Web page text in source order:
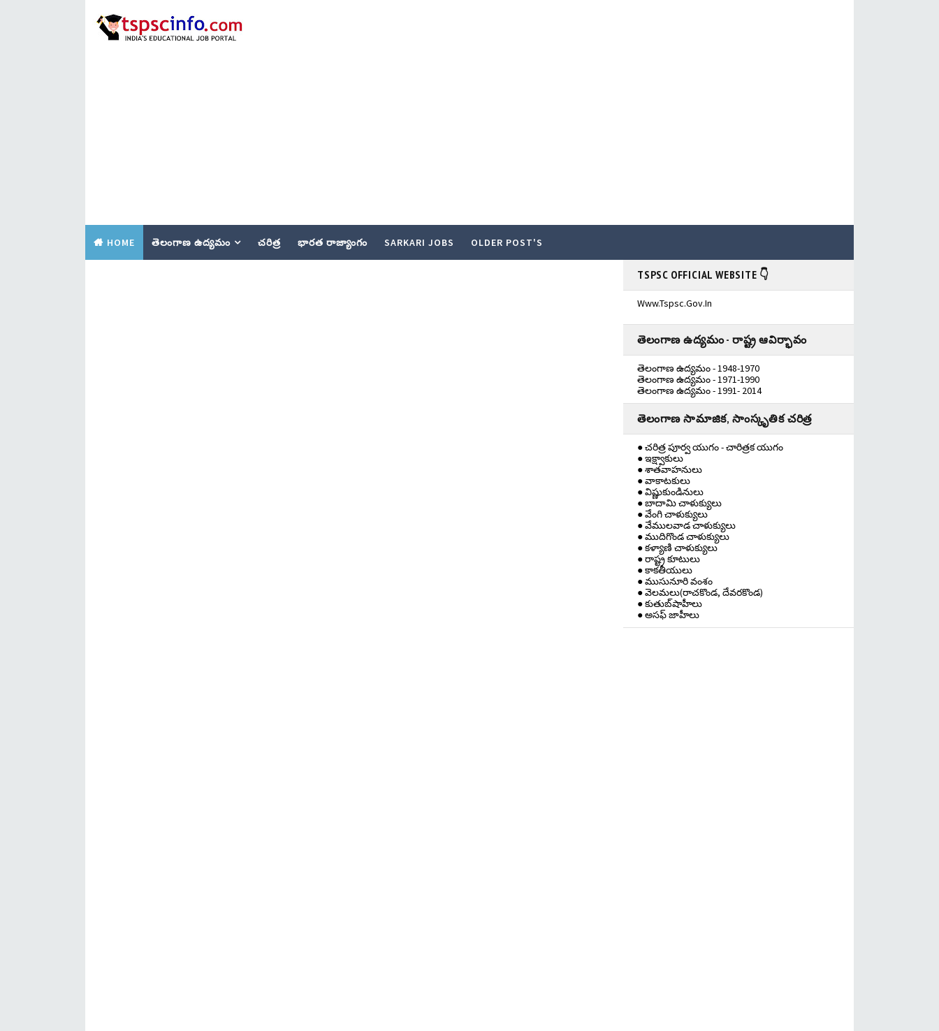
HOME తెలంగాణ ఉద్యమం చరిత్ర భారత రాజ్యాంగం SARKARI JOBS OLDER POST'S
TSPSC OFFICIAL WEBSITE 👇
Www.tspsc.gov.in
తెలంగాణ ఉద్యమం - రాష్ట్ర ఆవిర్భావం
తెలంగాణ ఉద్యమం - 1948-1970
తెలంగాణ ఉద్యమం - 1971-1990
తెలంగాణ ఉద్యమం - 1991- 2014
తెలంగాణ సామాజిక, సాంస్కృతిక చరిత్ర
● చరిత్ర పూర్వ యుగం - చారిత్రక యుగం
● ఇక్ష్వాకులు
● శాతవాహనులు
● వాకాటకులు
● విష్ణుకుండినులు
● బాదామి చాళుక్యులు
● వేంగి చాళుక్యులు
● వేములవాడ చాళుక్యులు
● ముదిగొండ చాళుక్యులు
● కళ్యాణి చాళుక్యులు
● రాష్ట్ర కూటులు
● కాకతీయులు
● ముసునూరి వంశం
● వెలమలు(రాచకొండ, దేవరకొండ)
● కుతుబ్‌షాహీలు
● అసఫ్ జాహీలు